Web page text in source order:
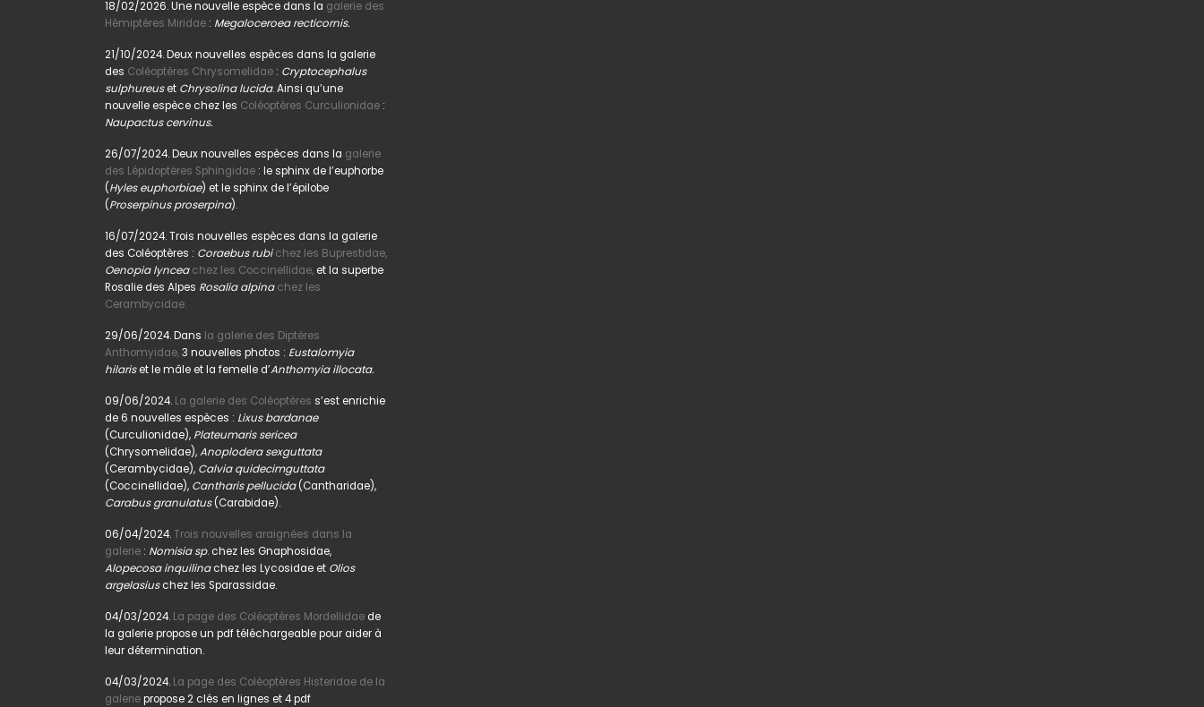
18/02/2026. Une nouvelle espèce dans la galerie des
Hémiptères Miridae : Megaloceroea recticornis.
21/10/2024. Deux nouvelles espèces dans la galerie
des Coléoptères Chrysomelidae : Cryptocephalus
sulphureuset Chrysolina lucida. Ainsi qu’une
nouvelle espèce chez les Coléoptères Curculionidae :
Naupactus cervinus.
26/07/2024. Deux nouvelles espèces dans la galerie
des Lépidoptères Sphingidae : le sphinx de l’euphorbe
(Hyles euphorbiae) et le sphinx de l’épilobe
(Proserpinus proserpina).
16/07/2024. Trois nouvelles espèces dans la galerie
des Coléoptères : Coraebus rubi chez les Buprestidae,
Oenopia lyncea chez les Coccinellidae,et la superbe
Rosalie des Alpes Rosalia alpina chez les
Cerambycidae.
29/06/2024. Dans la galerie des Diptères
Anthomyidae,3 nouvelles photos : Eustalomyia
hilariset le mâle et la femelle d’Anthomyia illocata.
09/06/2024. La galerie des Coléoptères s’est enrichie
de 6 nouvelles espèces : Lixus bardanae
(Curculionidae), Plateumaris sericea
(Chrysomelidae),Anoplodera sexguttata
(Cerambycidae), Calvia quidecimguttata
(Coccinellidae), Cantharis pellucida(Cantharidae),
Carabus granulatus(Carabidae).
06/04/2024.Trois nouvelles araignées dans la
galerie : Nomisia sp. chez les Gnaphosidae,
Alopecosa inquilinachez les Lycosidae et Olios
argelasiuschez les Sparassidae.
04/03/2024. La page des Coléoptères Mordellidaede
la galerie propose un pdf téléchargeable pour aider à
leur détermination.
04/03/2024. La page des Coléoptères Histeridae de la
galeriepropose 2 clés en lignes et 4 pdf